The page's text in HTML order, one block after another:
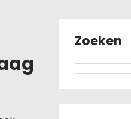
Zoeken